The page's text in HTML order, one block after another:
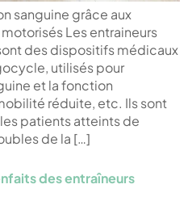
sanguine grâce aux
Les entraineurs
des dispositifs médicaux
utilisés pour
et la fonction
réduite, etc. Ils sont
patients atteints de
de la […]
des entraîneurs